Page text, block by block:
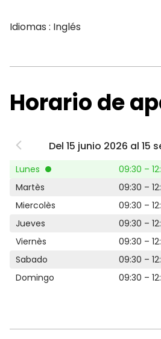
Idiomas : Inglés
Horario de
Del 15 junio 2026 al 15
Lunes 09:30 –
Martès
09:30 –
Miercolès
09:30 –
Jueves
09:30 –
Viernès
09:30 –
Sabado
09:30 –
Domingo
09:30 –